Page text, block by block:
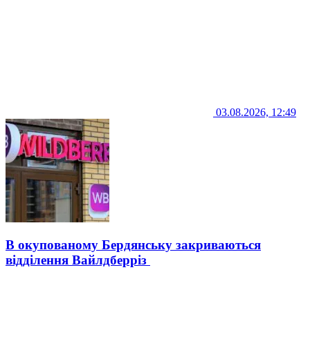
03.08.2026, 12:49
В окупованому Бердянську закриваються
відділення Вайлдберріз